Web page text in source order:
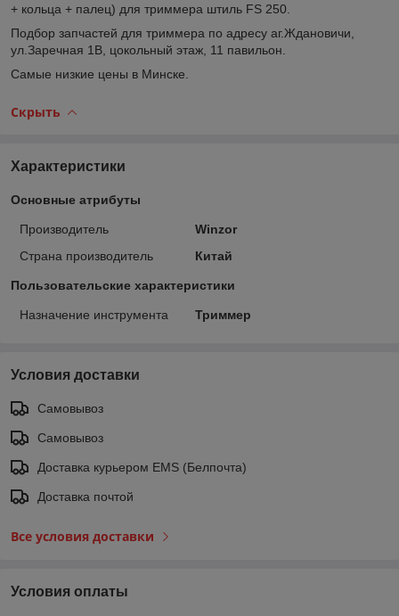
+ кольца + палец) для триммера штиль FS 250.
Подбор запчастей для триммера по адресу аг.Ждановичи,
ул.Заречная 1В, цокольный этаж, 11 павильон.
Самые низкие цены в Минске.
Скрыть
Характеристики
Основные атрибуты
Производитель
Winzor
Страна производитель
Китай
Пользовательские характеристики
Назначение инструмента Триммер
Условия доставки
Самовывоз
Самовывоз
Доставка курьером EMS (Белпочта)
Доставка почтой
Все условия доставки
Условия оплаты